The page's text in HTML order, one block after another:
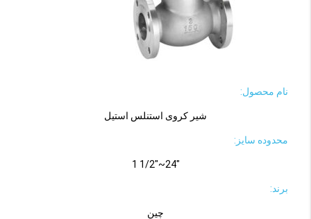
نام محصول:
شیر کروی استنلس استیل
محدوده سایز:
"24~"1/2 1
برند:
چین